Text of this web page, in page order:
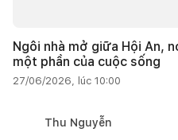
Ngôi nhà mở giữa Hội An,
một phần của cuộc sống
27/06/2026, lúc 10:00
Thu Nguyễn